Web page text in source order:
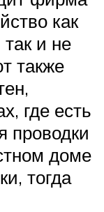
как
так и не
также
где есть
проводки
доме
тогда